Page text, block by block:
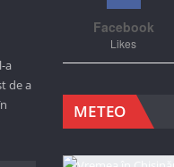
a
de a
Facebook
Likes
METEO